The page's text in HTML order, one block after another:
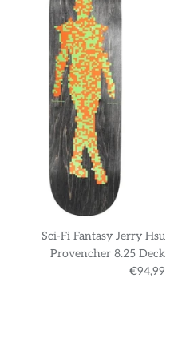
Sci-Fi Fantasy Jerry Hsu
Provencher 8.25 Deck
€94,99